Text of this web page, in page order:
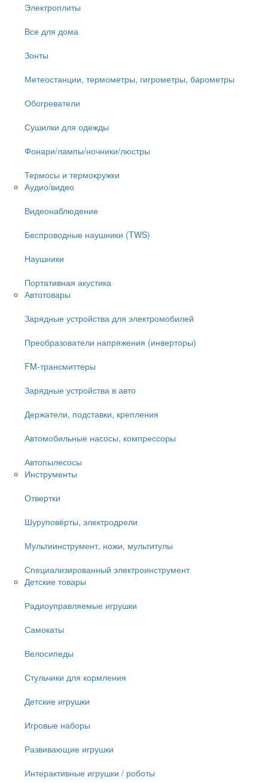
Электроплиты
Все для дома
Зонты
Метеостанции, термометры, гигрометры, барометры
Обогреватели
Сушилки для одежды
Фонари/лампы/ночники/люстры
Термосы и термокружки
Аудио/видео
Видеонаблюдение
Беспроводные наушники (TWS)
Наушники
Портативная акустика
Автотовары
Зарядные устройства для электромобилей
Преобразователи напряжения (инверторы)
FM-трансмиттеры
Зарядные устройства в авто
Держатели, подставки, крепления
Автомобильные насосы, компрессоры
Автопылесосы
Инструменты
Отвертки
Шуруповёрты, электродрели
Мультиинструмент, ножи, мультитулы
Специализированный электроинструмент
Детские товары
Радиоуправляемые игрушки
Самокаты
Велосипеды
Стульчики для кормления
Детские игрушки
Игровые наборы
Развивающие игрушки
Интерактивные игрушки / роботы